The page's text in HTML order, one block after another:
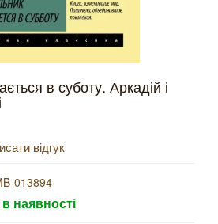
в суботу. Аркадій і
відгук
013894
наявності